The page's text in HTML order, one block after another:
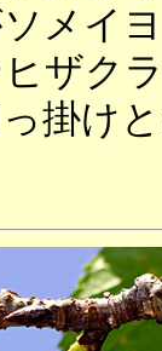
メイ
ザク
掛け